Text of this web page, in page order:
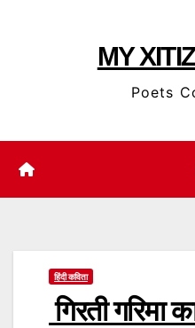
MY
Poets
हिंदी कविता
गिरती गरिमा